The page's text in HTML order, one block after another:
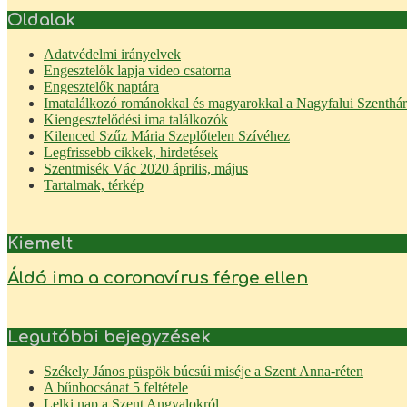
Oldalak
Adatvédelmi irányelvek
Engesztelők lapja video csatorna
Engesztelők naptára
Imatalálkozó románokkal és magyarokkal a Nagyfalui
Kiengesztelődési ima találkozók
Kilenced Szűz Mária Szeplőtelen Szívéhez
Legfrissebb cikkek, hirdetések
Szentmisék Vác 2020 április, május
Tartalmak, térkép
Kiemelt
Áldó ima a coronavírus férge ellen
Legutóbbi bejegyzések
Székely János püspök búcsúi miséje a Szent Anna-réten
A bűnbocsánat 5 feltétele